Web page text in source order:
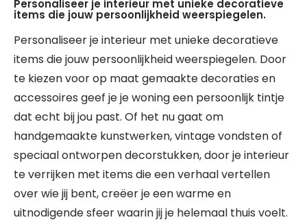
Personaliseer je interieur met unieke decoratieve
items die jouw persoonlijkheid weerspiegelen.
Personaliseer je interieur met unieke decoratieve
items die jouw persoonlijkheid weerspiegelen. Door
te kiezen voor op maat gemaakte decoraties en
accessoires geef je je woning een persoonlijk tintje
dat echt bij jou past. Of het nu gaat om
handgemaakte kunstwerken, vintage vondsten of
speciaal ontworpen decorstukken, door je interieur
te verrijken met items die een verhaal vertellen
over wie jij bent, creëer je een warme en
uitnodigende sfeer waarin jij je helemaal thuis voelt.